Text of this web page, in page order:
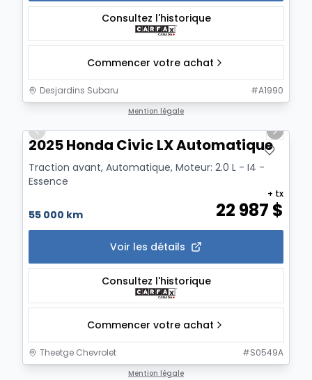
Consultez l'historique
Commencer votre achat
Desjardins Subaru #A1990
Mention légale
Previous slide
Next
2025 Honda Civic LX Automatique
Traction avant, Automatique, Moteur: 2.0 L - I4 -
Essence
55 000 km 22 987 $
+ tx
Voir les détails
Consultez l'historique
Commencer votre achat
Theetge Chevrolet #S0549A
Mention légale